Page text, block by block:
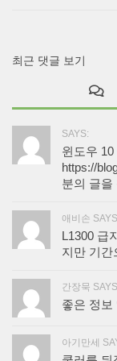
최근 댓글 보기
SAYS:
윈도우 10
https://
분의 글을
애비손
L1300 급
지만 기간
간장묵
좋은 정보
아기만세